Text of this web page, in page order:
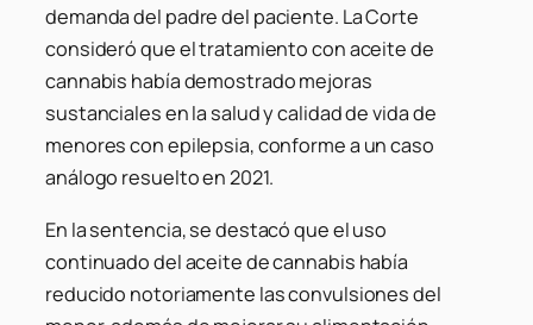
demanda del padre del paciente. La Corte
consideró que el tratamiento con aceite de
cannabis había demostrado mejoras
sustanciales en la salud y calidad de vida de
menores con epilepsia, conforme a un caso
análogo resuelto en 2021.
En la sentencia, se destacó que el uso
continuado del aceite de cannabis había
reducido notoriamente las convulsiones del